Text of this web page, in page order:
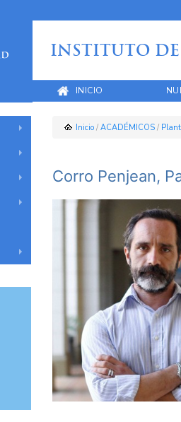
INSTITUTO DE
INICIO
Inicio / ACADÉMICOS /
Corro Penjean,